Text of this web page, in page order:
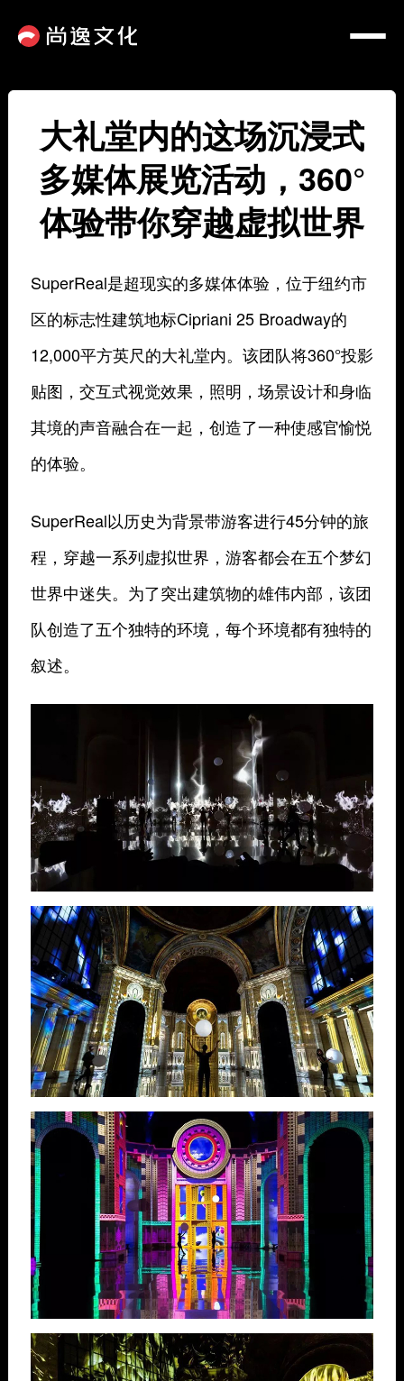
大礼堂内的这场沉浸式
多媒体展览活动，360°
体验带你穿越虚拟世界
SuperReal是超现实的多媒体体验，位于纽约市
区的标志性建筑地标Cipriani 25 Broadway的
12,000平方英尺的大礼堂内。该团队将360°投影
贴图，交互式视觉效果，照明，场景设计和身临
其境的声音融合在一起，创造了一种使感官愉悦
的体验。
SuperReal以历史为背景带游客进行45分钟的旅
程，穿越一系列虚拟世界，游客都会在五个梦幻
世界中迷失。 为了突出建筑物的雄伟内部，该团
队创造了五个独特的环境，每个环境都有独特的
叙述。